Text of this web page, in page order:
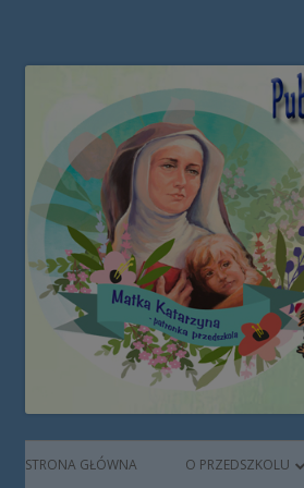
Publiczne
Augustianek
Menu
STRONA GŁÓWNA O PRZEDSZKOLU